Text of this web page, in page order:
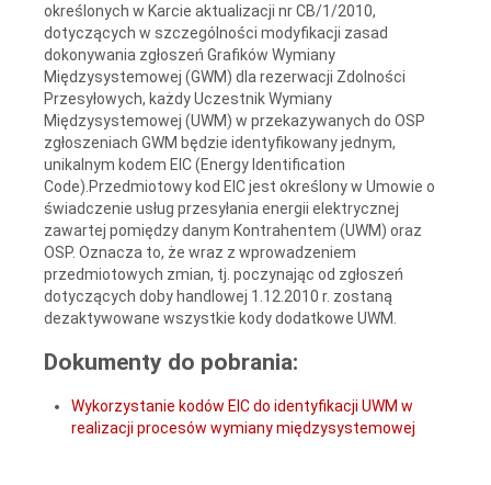
określonych w Karcie aktualizacji nr CB/1/2010,
dotyczących w szczególności modyfikacji zasad
dokonywania zgłoszeń Grafików Wymiany
Międzysystemowej (GWM) dla rezerwacji Zdolności
Przesyłowych, każdy Uczestnik Wymiany
Międzysystemowej (UWM) w przekazywanych do OSP
zgłoszeniach GWM będzie identyfikowany jednym,
unikalnym kodem EIC (Energy Identification
Code).Przedmiotowy kod EIC jest określony w Umowie o
świadczenie usług przesyłania energii elektrycznej
zawartej pomiędzy danym Kontrahentem (UWM) oraz
OSP. Oznacza to, że wraz z wprowadzeniem
przedmiotowych zmian, tj. poczynając od zgłoszeń
dotyczących doby handlowej 1.12.2010 r. zostaną
dezaktywowane wszystkie kody dodatkowe UWM.
Dokumenty do pobrania:
Wykorzystanie kodów EIC do identyfikacji UWM w
realizacji procesów wymiany międzysystemowej